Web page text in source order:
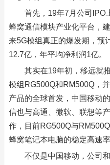
首先，19年7月公司IPO
蜂窝通信模块产业化平台，
来5G模组真正的爆发期，预
12.7亿，年平均净利润1亿。
其实在19年初，移远就
模组RG500Q和RM500Q，
产品的全球首发，中国移动
信也与高通、微软、联想等
作，目前RG500Q与
蜂窝笔记本电脑的稳定高速率
不仅是中国移动，公司